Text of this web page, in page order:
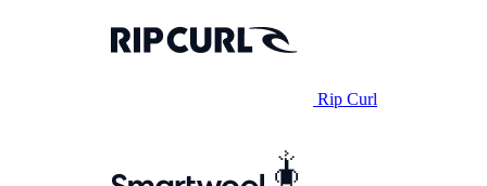
Rip Curl